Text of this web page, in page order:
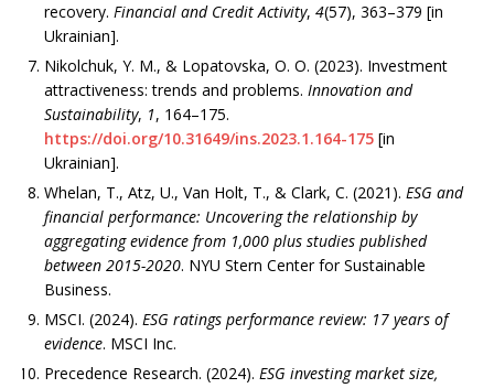
recovery. Financial and Credit Activity, 4(57), 363–379 [in
Ukrainian].
Nikolchuk, Y. M., & Lopatovska, O. O. (2023). Investment
attractiveness: trends and problems. Innovation and
Sustainability, 1, 164–175.
https://doi.org/10.31649/ins.2023.1.164-175 [in
Ukrainian].
Whelan, T., Atz, U., Van Holt, T., & Clark, C. (2021). ESG and
financial performance: Uncovering the relationship by
aggregating evidence from 1,000 plus studies published
between 2015-2020. NYU Stern Center for Sustainable
Business.
MSCI. (2024). ESG ratings performance review: 17 years of
evidence. MSCI Inc.
Precedence Research. (2024). ESG investing market size,